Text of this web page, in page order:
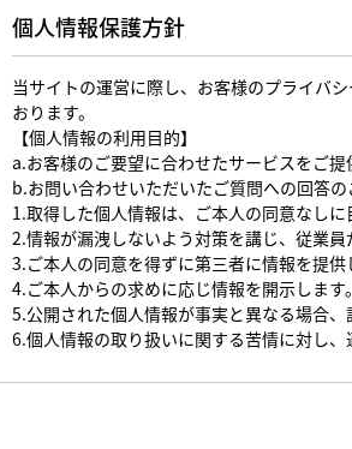
個人情報保護方針
当サイトの運営に際し、お客様のプライバ
おります。
【個人情報の利用目的】
a.お客様のご要望に合わせたサービスをご提
b.お問い合わせいただいたご質問への回答の
1.取得した個人情報は、ご本人の同意なしに
2.情報が漏洩しないよう対策を講じ、従業員
3.ご本人の同意を得ずに第三者に情報を提供
4.ご本人からの求めに応じ情報を開示します。
5.公開された個人情報が事実と異なる場合、
6.個人情報の取り扱いに関する苦情に対し、